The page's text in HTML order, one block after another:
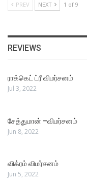
PREV NEXT 1 of 9
REVIEWS
ராக்கெட் ட்ரீ விமர்சனம்
Jul 3, 2022
சேத்துமான் –விமர்சனம்
Jun 8, 2022
விக்ரம் விமர்சனம்
Jun 5, 2022